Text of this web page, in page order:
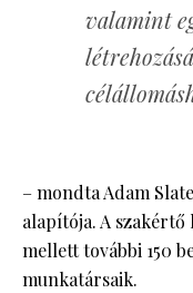
valamint
– mondta Adam
alapítója. A szakértő
mellett további 150
munkatársaik.